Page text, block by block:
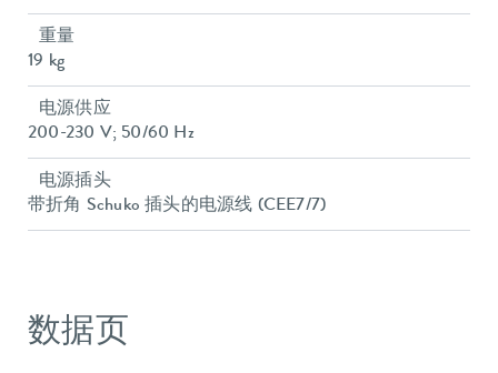
重量
19 kg
电源供应
200-230 V; 50/60 Hz
电源插头
带折角 Schuko 插头的电源线 (CEE7/7)
数据页